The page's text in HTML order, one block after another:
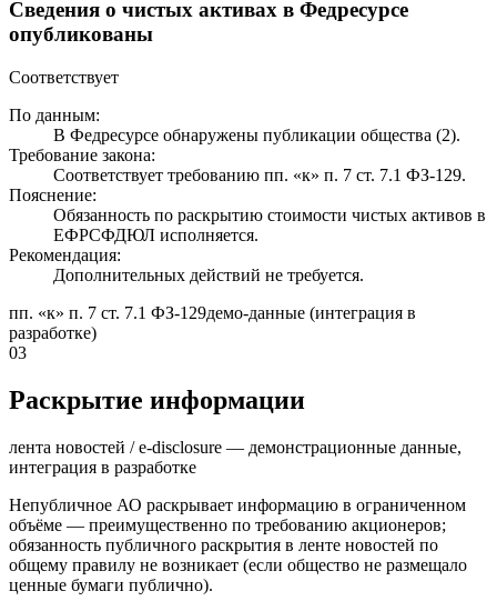
Сведения о чистых активах в Федресурсе
опубликованы
Соответствует
По данным:
В Федресурсе обнаружены публикации общества (2).
Требование закона:
Соответствует требованию пп. «к» п. 7 ст. 7.1 ФЗ-129.
Пояснение:
Обязанность по раскрытию стоимости чистых активов в
ЕФРСФДЮЛ исполняется.
Рекомендация:
Дополнительных действий не требуется.
пп. «к» п. 7 ст. 7.1 ФЗ-129демо-данные (интеграция в
разработке)
03
Раскрытие информации
лента новостей / e-disclosure — демонстрационные данные,
интеграция в разработке
Непубличное АО раскрывает информацию в ограниченном
объёме — преимущественно по требованию акционеров;
обязанность публичного раскрытия в ленте новостей по
общему правилу не возникает (если общество не размещало
ценные бумаги публично).